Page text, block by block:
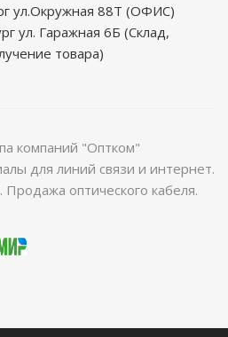
ул.Окружная 88Т (ОФИС)
ул. Гаражная 6Б (Склад,
товара)
компаний "Оптком"
для линий связи и интернет.
оптического кабеля.